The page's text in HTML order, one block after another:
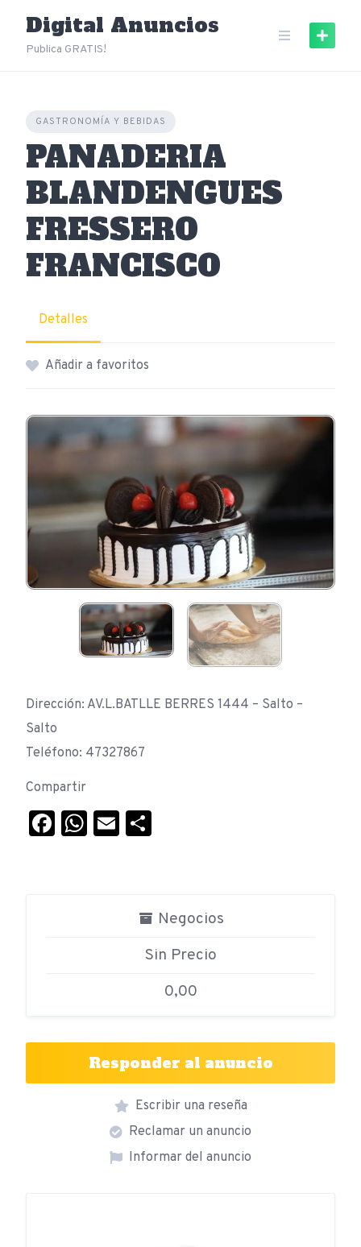
content
Digital Anuncios
Publica GRATIS!
GASTRONOMÍA Y BEBIDAS
PANADERIA
BLANDENGUES
FRESSERO
FRANCISCO
Detalles
Añadir a favoritos
Dirección: AV.L.BATLLE BERRES 1444 – Salto –
Salto
Teléfono: 47327867
Compartir
Facebook
WhatsApp
Email
Negocios
Sin Precio
0,00
Responder al anuncio
Escribir una reseña
Reclamar un anuncio
Informar del anuncio